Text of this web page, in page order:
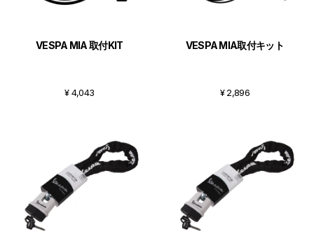
VESPA MIA 取付KIT
¥ 4,043
VESPA MIA取付キット
¥ 2,896